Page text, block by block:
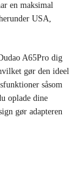
en maksimal
USA,
A65Pro dig
gør den ideel
såsom
oplade dine
gør adapteren